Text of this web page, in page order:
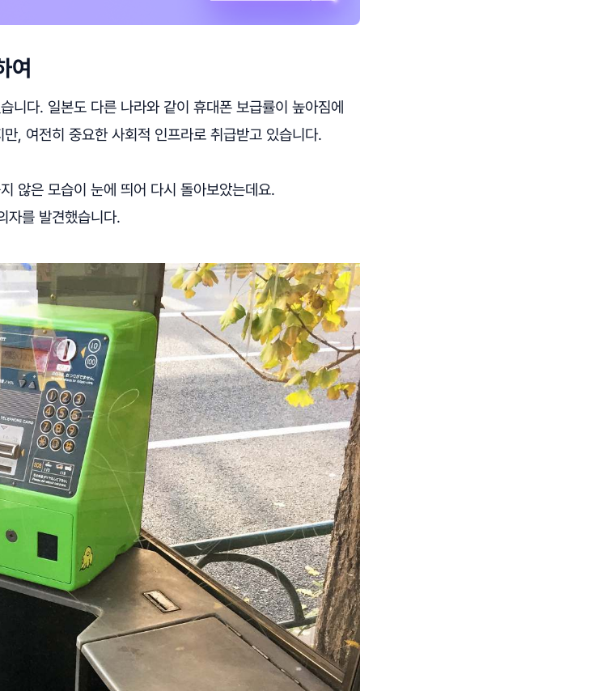
여
니다. 일본도 다른 나라와 같이 휴대폰 보급률이 높아짐에
, 여전히 중요한 사회적 인프라로 취급받고 있습니다.
않은 모습이 눈에 띄어 다시 돌아보았는데요.
자를 발견했습니다.